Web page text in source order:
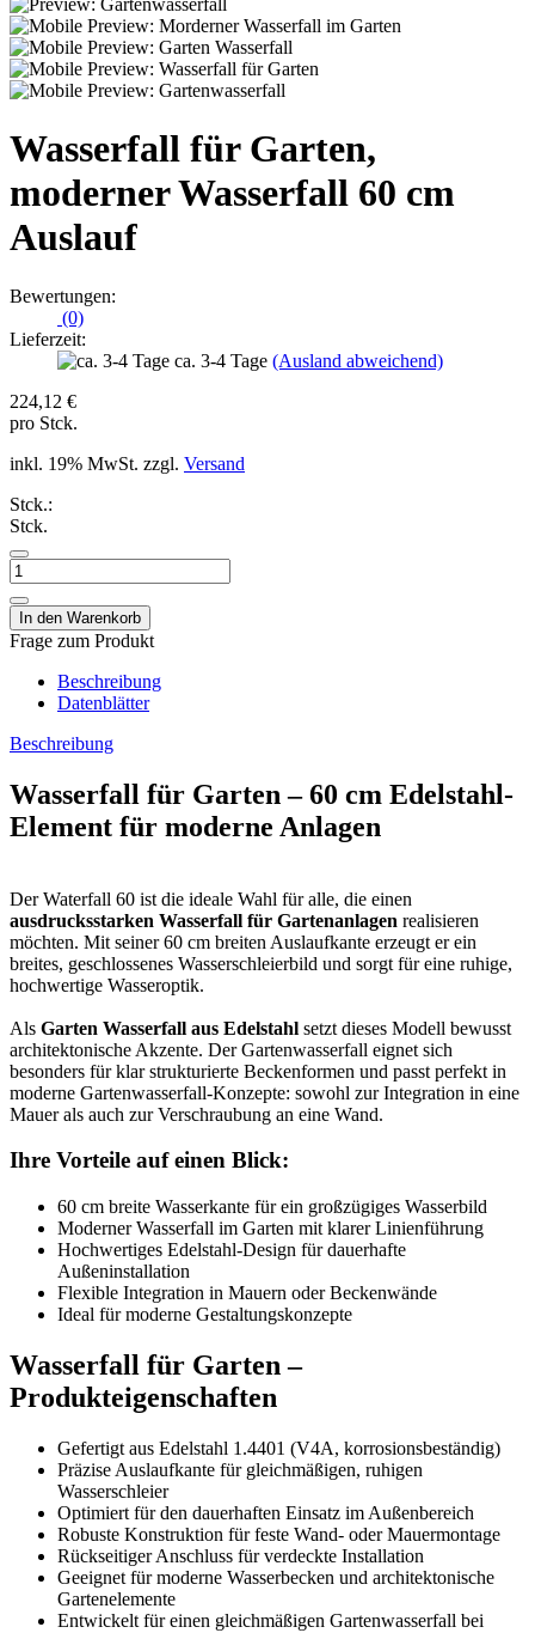
Wasserfall für Garten,
moderner Wasserfall 60 cm
Auslauf
Bewertungen:
(0)
Lieferzeit:
ca. 3-4 Tage (Ausland abweichend)
224,12 €
pro Stck.
inkl. 19% MwSt. zzgl. Versand
Stck.:
Stck.
Frage zum Produkt
Beschreibung
Datenblätter
Beschreibung
Wasserfall für Garten – 60 cm Edelstahl-
Element für moderne Anlagen
Der Waterfall 60 ist die ideale Wahl für alle, die einen
ausdrucksstarken Wasserfall für Gartenanlagen realisieren
möchten. Mit seiner 60 cm breiten Auslaufkante erzeugt er ein
breites, geschlossenes Wasserschleierbild und sorgt für eine ruhige,
hochwertige Wasseroptik.
Als Garten Wasserfall aus Edelstahl setzt dieses Modell bewusst
architektonische Akzente. Der Gartenwasserfall eignet sich
besonders für klar strukturierte Beckenformen und passt perfekt in
moderne Gartenwasserfall-Konzepte: sowohl zur Integration in eine
Mauer als auch zur Verschraubung an eine Wand.
Ihre Vorteile auf einen Blick:
60 cm breite Wasserkante für ein großzügiges Wasserbild
Moderner Wasserfall im Garten mit klarer Linienführung
Hochwertiges Edelstahl-Design für dauerhafte
Außeninstallation
Flexible Integration in Mauern oder Beckenwände
Ideal für moderne Gestaltungskonzepte
Wasserfall für Garten –
Produkteigenschaften
Gefertigt aus Edelstahl 1.4401 (V4A, korrosionsbeständig)
Präzise Auslaufkante für gleichmäßigen, ruhigen
Wasserschleier
Optimiert für den dauerhaften Einsatz im Außenbereich
Robuste Konstruktion für feste Wand- oder Mauermontage
Rückseitiger Anschluss für verdeckte Installation
Geeignet für moderne Wasserbecken und architektonische
Gartenelemente
Entwickelt für einen gleichmäßigen Gartenwasserfall bei